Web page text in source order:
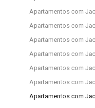
Apartamentos com
Apartamentos com
Apartamentos com
Apartamentos com
Apartamentos com
Apartamentos com
Apartamentos com